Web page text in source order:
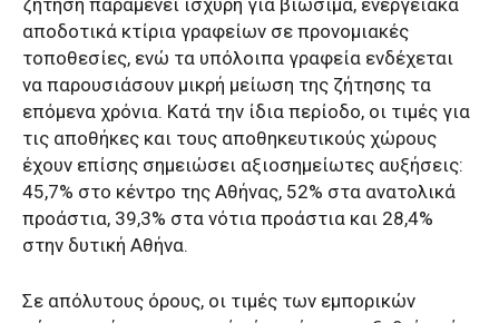
ζήτηση παραμένει ισχυρή για βιώσιμα, ενεργειακά
αποδοτικά κτίρια γραφείων σε προνομιακές
τοποθεσίες, ενώ τα υπόλοιπα γραφεία ενδέχεται
να παρουσιάσουν μικρή μείωση της ζήτησης τα
επόμενα χρόνια. Κατά την ίδια περίοδο, οι τιμές για
τις αποθήκες και τους αποθηκευτικούς χώρους
έχουν επίσης σημειώσει αξιοσημείωτες αυξήσεις:
45,7% στο κέντρο της Αθήνας, 52% στα ανατολικά
προάστια, 39,3% στα νότια προάστια και 28,4%
στην δυτική Αθήνα.
Σε απόλυτους όρους, οι τιμές των εμπορικών